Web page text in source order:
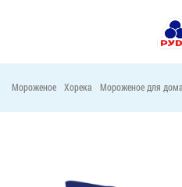
Мороженое Хорека Мороженое для